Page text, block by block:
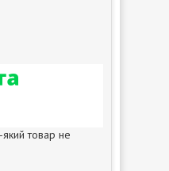
товар не